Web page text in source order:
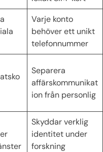
Varje konto
behöver ett unikt
telefonnummer
Separera
affärskommunikat
ion från personlig
Skyddar verklig
identitet under
forskning